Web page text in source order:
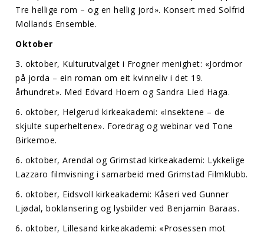
Tre hellige rom – og en hellig jord». Konsert med Solfrid
Mollands Ensemble.
Oktober
3. oktober, Kulturutvalget i Frogner menighet: «Jordmor
på jorda – ein roman om eit kvinneliv i det 19.
århundret». Med Edvard Hoem og Sandra Lied Haga.
6. oktober, Helgerud kirkeakademi: «Insektene – de
skjulte superheltene». Foredrag og webinar ved Tone
Birkemoe.
6. oktober, Arendal og Grimstad kirkeakademi: Lykkelige
Lazzaro filmvisning i samarbeid med Grimstad Filmklubb.
6. oktober, Eidsvoll kirkeakademi: Kåseri ved Gunner
Ljødal, boklansering og lysbilder ved Benjamin Baraas.
6. oktober, Lillesand kirkeakademi: «Prosessen mot